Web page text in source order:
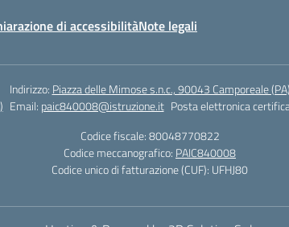
di accessibilitàNote legali
Indirizzo: Piazza delle Mimose s.n.c., 90043 Camporeale (PA)
Email: paic840008@istruzione.it Posta elettronica
Codice fiscale: 80048770822
Codice meccanografico: PAIC840008
Codice unico di fatturazione (CUF): UFHJ80